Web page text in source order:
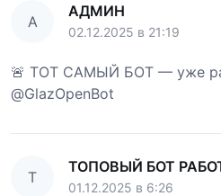
А
АДМИН
02.12.2025 в 21:19
🚨 ТОТ САМЫЙ БОТ — уже
@GlazOpenBot
Т
ТОПОВЫЙ БОТ
01.12.2025 в 6:26